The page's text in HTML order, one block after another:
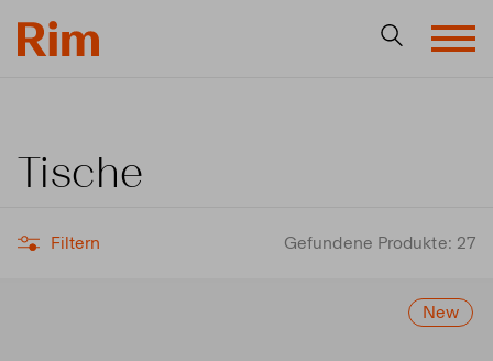
Tische
Filtern Gefundene Produkte: 27
New